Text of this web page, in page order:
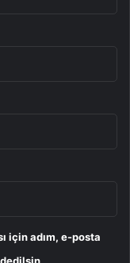
için adım, e-posta